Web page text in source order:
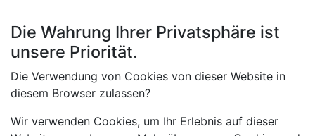
Die Wahrung Ihrer Privatsphäre ist
unsere Priorität.
Die Verwendung von Cookies von dieser Website in
diesem Browser zulassen?
Wir verwenden Cookies, um Ihr Erlebnis auf dieser